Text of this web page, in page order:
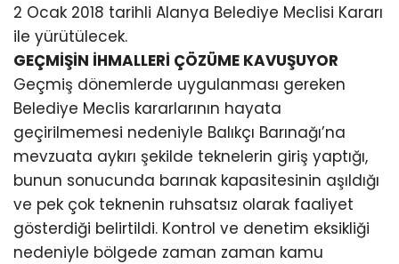
2 Ocak 2018 tarihli Alanya Belediye Meclisi Kararı
ile yürütülecek.
GEÇMİŞİN İHMALLERİ ÇÖZÜME KAVUŞUYOR
Geçmiş dönemlerde uygulanması gereken
Belediye Meclis kararlarının hayata
geçirilmemesi nedeniyle Balıkçı Barınağı’na
mevzuata aykırı şekilde teknelerin giriş yaptığı,
bunun sonucunda barınak kapasitesinin aşıldığı
ve pek çok teknenin ruhsatsız olarak faaliyet
gösterdiği belirtildi. Kontrol ve denetim eksikliği
nedeniyle bölgede zaman zaman kamu